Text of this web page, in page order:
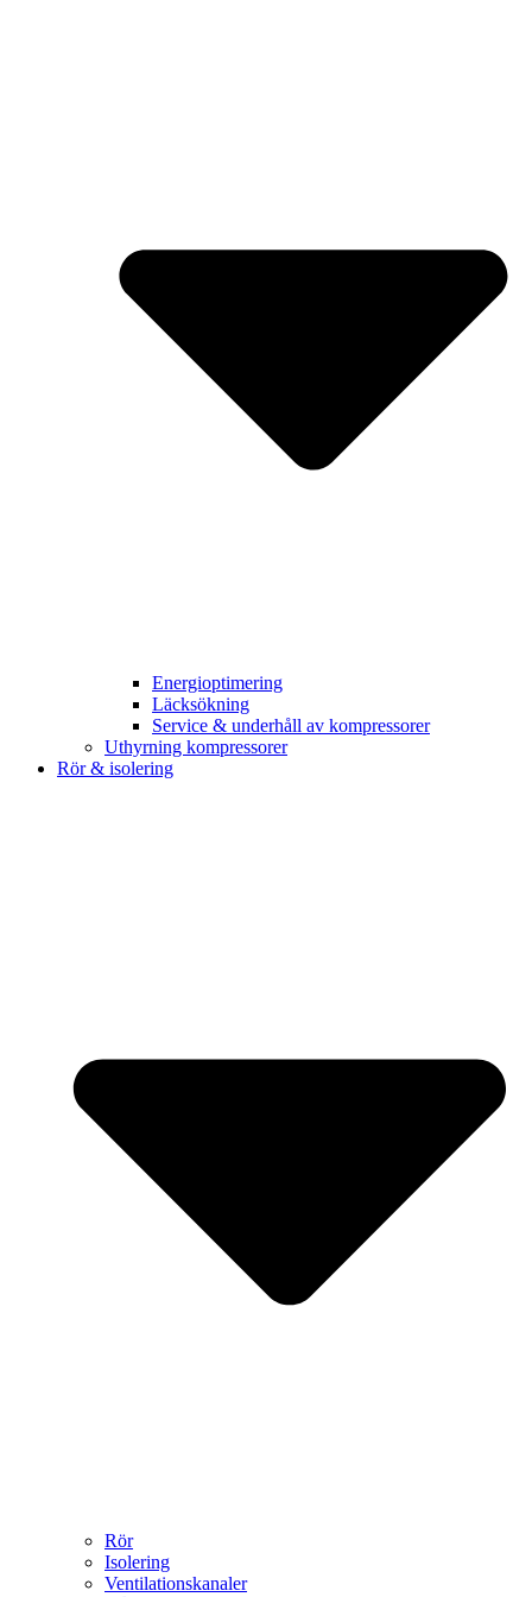
Energioptimering
Läcksökning
Service & underhåll av kompressorer
Uthyrning kompressorer
Rör & isolering
Rör
Isolering
Ventilationskanaler